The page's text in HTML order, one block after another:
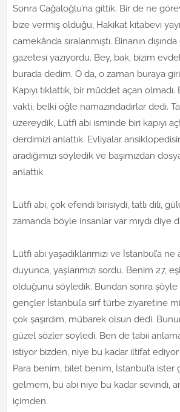
Sonra Cağaloğlu’na gittik. Bir de ne
bize vermiş olduğu, Hakikat kitabevi
camekânda sıralanmıştı. Binanın
gazetesi yazıyordu. Bey, bak, bizim
burada dedim. O da, o zaman buraya
Kapıyı tıklattık, bir müddet açan
vakti, belki öğle namazındadırlar dedi.
üzereydik, Lütfi abi isminde biri kapıyı
derdimizi anlattık. Evliyalar
aradığımızı söyledik ve başımızdan
anlattık.
Lütfi abi, çok efendi birisiydi, tatlı dili,
zamanda böyle insanlar var mıydı diye
Lütfi abi yaşadıklarımızı ve İstanbul’a
duyunca, yaşlarımızı sordu. Benim 27,
olduğunu söyledik. Bundan sonra şöyle
gençler İstanbul’a sırf türbe ziyaretine
çok şaşırdım, mübarek olsun dedi.
güzel sözler söyledi. Ben de tabii
istiyor bizden, niye bu kadar iltifat
Para benim, bilet benim, İstanbul’a ister
gelmem, bu abi niye bu kadar sevindi,
içimden.